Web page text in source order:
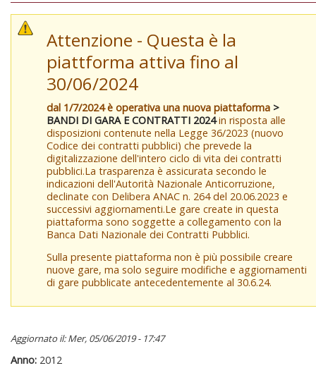
Attenzione - Questa è la
piattforma attiva fino al
30/06/2024
dal 1/7/2024 è operativa una nuova piattaforma >
BANDI DI GARA E CONTRATTI 2024in risposta alle
disposizioni contenute nella Legge 36/2023 (nuovo
Codice dei contratti pubblici) che prevede la
digitalizzazione dell'intero ciclo di vita dei contratti
pubblici.La trasparenza è assicurata secondo le
indicazioni dell'Autorità Nazionale Anticorruzione,
declinate con Delibera ANAC n. 264 del 20.06.2023 e
successivi aggiornamenti.Le gare create in questa
piattaforma sono soggette a collegamento con la
Banca Dati Nazionale dei Contratti Pubblici.
Sulla presente piattaforma non è più possibile creare
nuove gare, ma solo seguire modifiche e aggiornamenti
di gare pubblicate antecedentemente al 30.6.24.
Aggiornato il: Mer, 05/06/2019 - 17:47
Anno: 2012